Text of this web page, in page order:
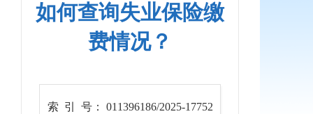
如何查询失业保险缴
费情况？
索 引 号： 011396186/2025-17752